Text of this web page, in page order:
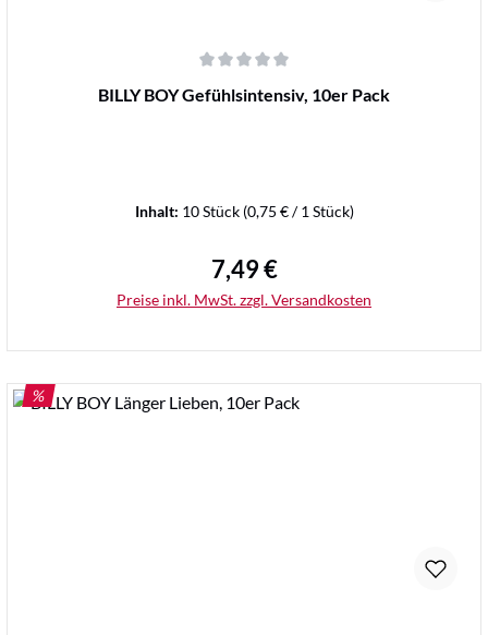
Durchschnittliche Bewertung von 0 von 5 Sternen
BILLY BOY Gefühlsintensiv, 10er Pack
Inhalt: 10 Stück (0,75 € / 1 Stück)
Regulärer Preis:
7,49 €
Preise inkl. MwSt. zzgl. Versandkosten
RABATT
%